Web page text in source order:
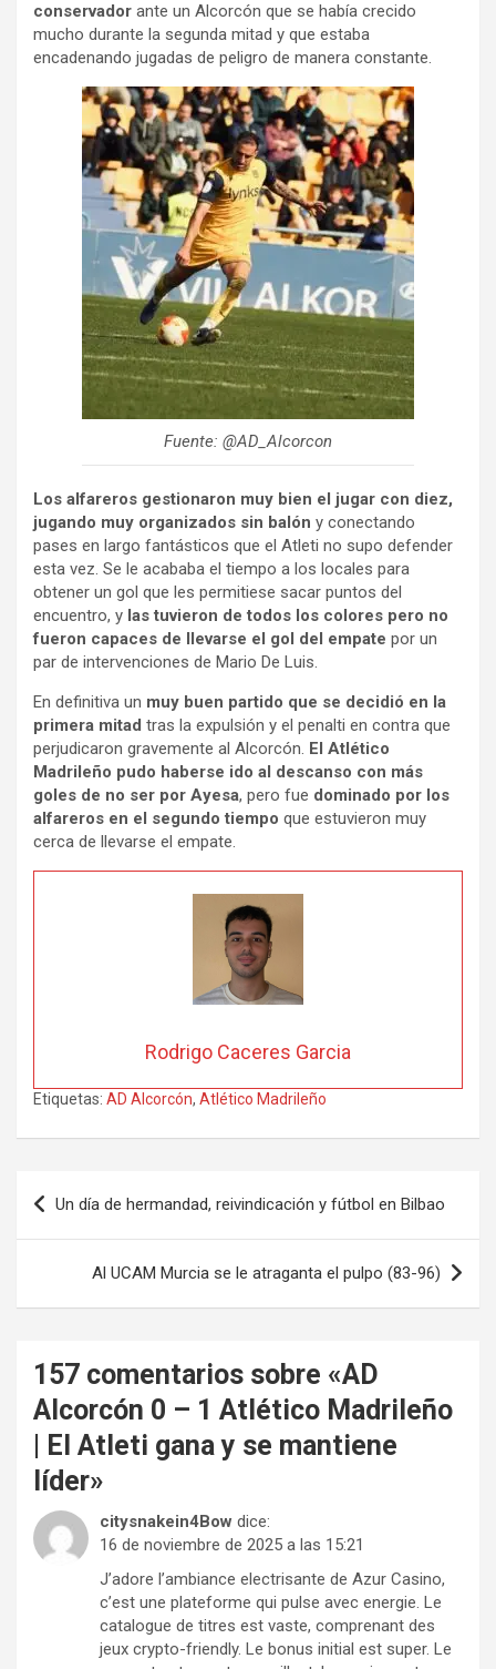
conservador ante un Alcorcón que se había crecido
mucho durante la segunda mitad y que estaba
encadenando jugadas de peligro de manera constante.
Fuente: @AD_Alcorcon
Los alfareros gestionaron muy bien el jugar con diez,
jugando muy organizados sin balón y conectando
pases en largo fantásticos que el Atleti no supo defender
esta vez. Se le acababa el tiempo a los locales para
obtener un gol que les permitiese sacar puntos del
encuentro, y las tuvieron de todos los colores pero no
fueron capaces de llevarse el gol del empate por un
par de intervenciones de Mario De Luis.
En definitiva un muy buen partido que se decidió en la
primera mitad tras la expulsión y el penalti en contra que
perjudicaron gravemente al Alcorcón. El Atlético
Madrileño pudo haberse ido al descanso con más
goles de no ser por Ayesa, pero fue dominado por los
alfareros en el segundo tiempo que estuvieron muy
cerca de llevarse el empate.
Rodrigo Caceres Garcia
Etiquetas: AD Alcorcón, Atlético Madrileño
Navegación
de
entradas
Un día de hermandad, reivindicación y fútbol en Bilbao
Al UCAM Murcia se le atraganta el pulpo (83-96)
157 comentarios sobre «AD
Alcorcón 0 – 1 Atlético Madrileño
| El Atleti gana y se mantiene
líder»
citysnakein4Bow dice:
16 de noviembre de 2025 a las 15:21
J’adore l’ambiance electrisante de Azur Casino,
c’est une plateforme qui pulse avec energie. Le
catalogue de titres est vaste, comprenant des
jeux crypto-friendly. Le bonus initial est super. Le